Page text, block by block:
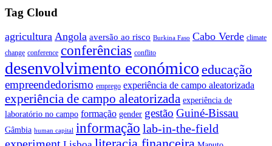
Tag Cloud
agricultura Angola aversão ao risco Burkina Faso Cabo Verde climate
change conference conferências conflito
desenvolvimento económico educação
empreendedorismo emprego experiência de campo aleatorizada
experiência de campo aleatorizada experiência de
laboratório no campo formação gender gestão Guiné-Bissau
Gâmbia human capital informação lab-in-the-field